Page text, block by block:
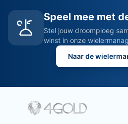
Speel mee met
Stel jouw droomploeg
winst in onze
Naar de